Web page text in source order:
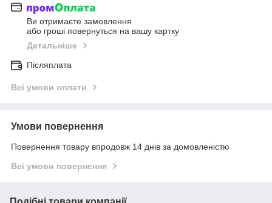
Ви отримаєте замовлення
або гроші повернуться на вашу картку
Детальніше
Післяплата
Всі умови оплати
Умови повернення
Повернення товару впродовж 14 днів за домовленістю
Всі умови повернення